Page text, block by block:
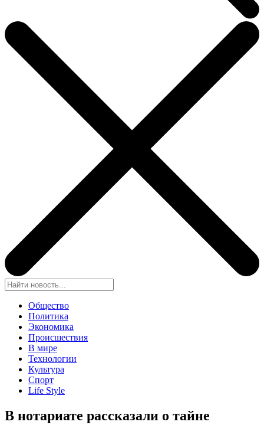
Общество
Политика
Экономика
Происшествия
В мире
Технологии
Культура
Спорт
Life Style
В нотариате рассказали о тайне